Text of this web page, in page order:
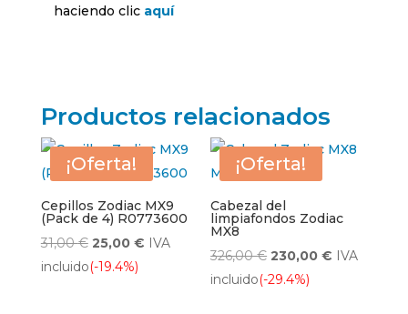
haciendo clic aquí
Productos relacionados
¡Oferta!
Cepillos Zodiac MX9
(Pack de 4) R0773600
31,00€ El
precio
25,00 €ElIVA
incluido(-19.4%)
¡Oferta!
Cabezal del
limpiafondos Zodiac
MX8
326,00€ El
precio
230,00€ El
IVA
incluido(-29.4%)